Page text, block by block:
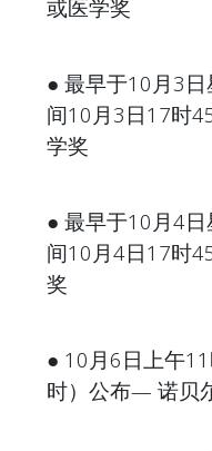
或医学奖
● 最早于10月3
间10月3日17时
学奖
● 最早于10月4
间10月4日17时
奖
● 10月6日上午
时）公布— 诺贝